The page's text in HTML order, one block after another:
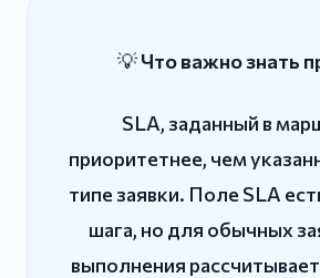
💡Что важно знать
SLA, заданный в
приоритетнее, чем
типе заявки. Поле SLA
шага, но для обычных
выполнения